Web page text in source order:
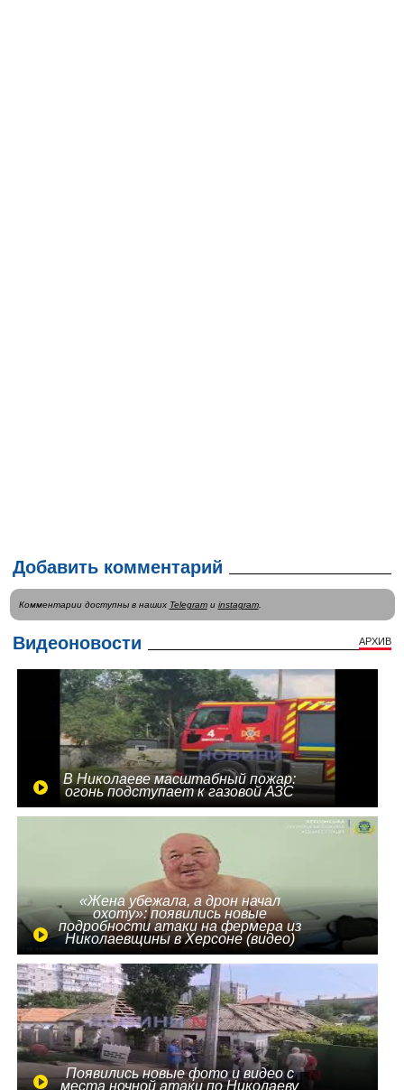
Добавить комментарий
Комментарии доступны в наших Telegramи instagram.
Видеоновости АРХИВ
В Николаеве масштабный пожар:
огонь подступает к газовой АЗС
«Жена убежала, а дрон начал
охоту»: появились новые
подробности атаки на фермера из
Николаевщины в Херсоне (видео)
Появились новые фото и видео с
места ночной атаки по Николаеву